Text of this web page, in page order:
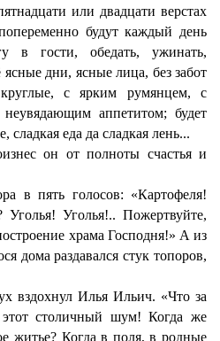
или двадцати верстах
будут каждый день
в гости, обедать, ужинать,
ясные дни, ясные лица, без забот
с ярким румянцем, с
аппетитом; будет
сладкая еда да сладкая лень...
он от полноты счастья и
в пять голосов: «Картофеля!
Уголья!.. Пожертвуйте,
храма Господня!» А из
дома раздавался стук топоров,
вздохнул Илья Ильич. «Что за
этот столичный шум! Когда же
житье? Когда в поля, в родные